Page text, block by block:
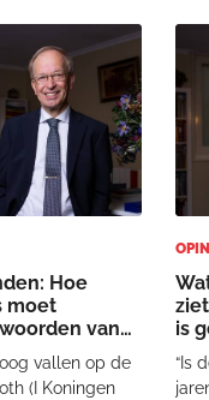
pas aandacht
Ieder van dit
v
tieren
Hoe
moet
van
vallen op de
(I Koningen
is
“Is